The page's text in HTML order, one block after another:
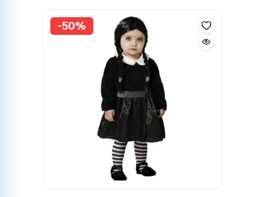
-50%